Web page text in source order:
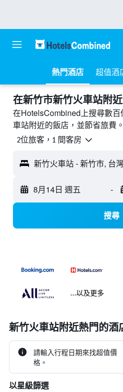
熱門酒店 超值酒
在新竹市新竹火車站附
在HotelsCombined上搜尋數
車站附近的飯店，並節省旅費。
2位旅客，1 間客房
新竹火車站 - 新竹市, 台灣
8月14日 週五 -
搜尋
...以及更多
新竹火車站附近熱門的酒
請輸入行程日期來找超值價
格。
以星級篩選